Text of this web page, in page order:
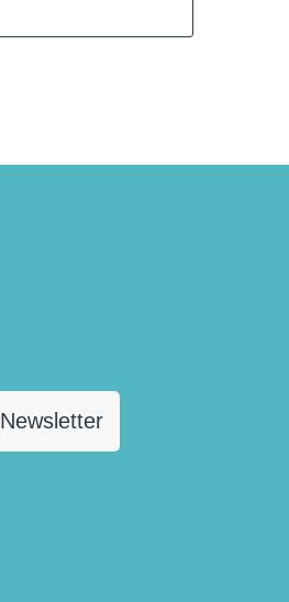
Newsletter